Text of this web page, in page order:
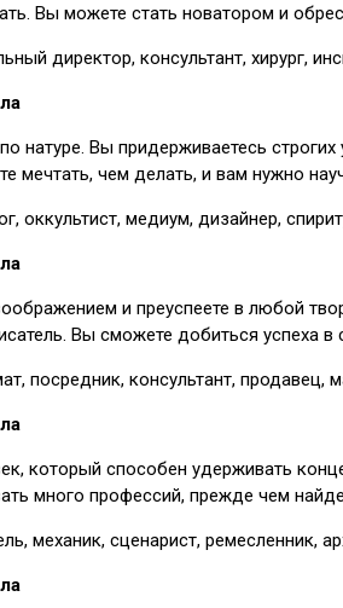
Вы можете стать новатором и
директор, консультант, хирург,
натуре. Вы придерживаетесь
мечтать, чем делать, и вам нужно
оккультист, медиум, дизайнер,
и преуспеете в любой
Вы сможете добиться успеха
посредник, консультант, продавец,
который способен удерживать
много профессий, прежде чем
механик, сценарист, ремесленник,